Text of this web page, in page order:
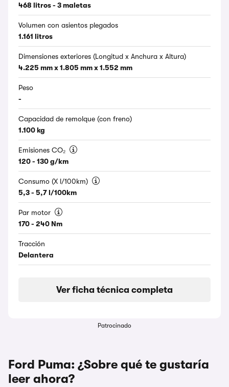
468 litros - 3 maletas
Volumen con asientos plegados
1.161 litros
Dimensiones exteriores (Longitud x Anchura x Altura)
4.225 mm x 1.805 mm x 1.552 mm
Peso
-
Capacidad de remolque (con freno)
1.100 kg
Emisiones CO₂
120 - 130 g/km
Consumo (X l/100km)
5,3 - 5,7 l/100km
Par motor
170 - 240 Nm
Tracción
Delantera
Ver ficha técnica completa
Patrocinado
Ford Puma: ¿Sobre qué te gustaría
leer ahora?